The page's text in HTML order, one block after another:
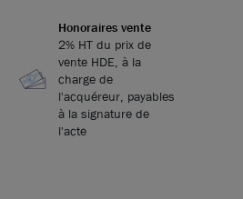
Honoraires vente
2% HT du prix de
vente HDE, à la
charge de
l'acquéreur, payables
à la signature de
l'acte